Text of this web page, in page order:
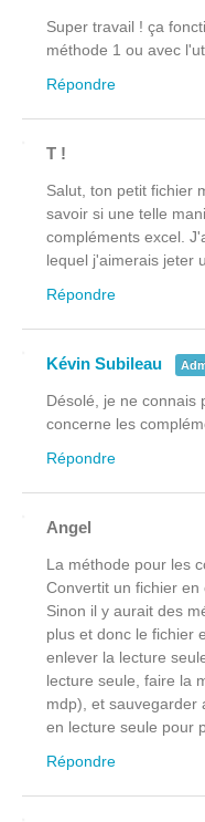
Super travail ! ça
méthode 1 ou avec
Répondre
T !
Salut, ton petit fichier
savoir si une telle
compléments excel.
lequel j'aimerais jeter
Répondre
Kévin Subileau
Désolé, je ne connais
concerne les
Répondre
Angel
La méthode pour les
Convertit un fichier
Sinon il y aurait des
plus et donc le fichier
enlever la lecture
lecture seule, faire la
mdp), et sauvegarder
en lecture seule pour
Répondre